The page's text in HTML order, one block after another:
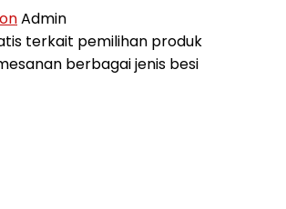
Admin
terkait pemilihan produk
berbagai jenis besi